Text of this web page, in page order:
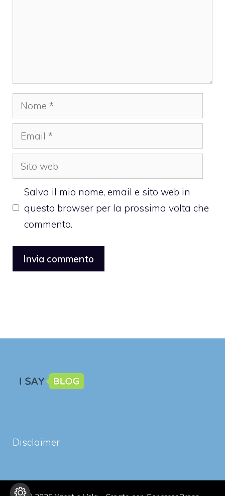
Nome
Email
Sito
web
Salva il mio nome, email e sito web in
questo browser per la prossima volta che
commento.
Disclaimer